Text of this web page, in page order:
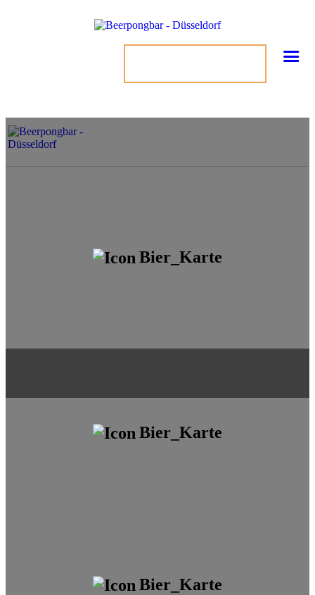
Bier_Karte
Bier_Karte
Bier_Karte